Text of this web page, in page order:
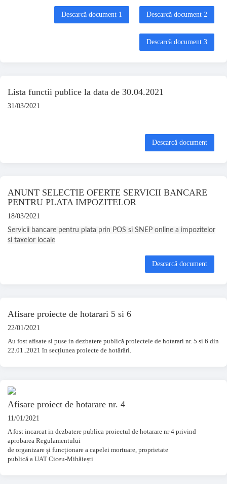
Descarcă document 1 Descarcă document 2
Descarcă document 3
Lista functii publice la data de 30.04.2021
31/03/2021
Descarcă document
ANUNT SELECTIE OFERTE SERVICII BANCARE
PENTRU PLATA IMPOZITELOR
18/03/2021
Servicii bancare pentru plata prin POS si SNEP online a impozitelor
si taxelor locale
Descarcă document
Afisare proiecte de hotarari 5 si 6
22/01/2021
Au fost afisate si puse in dezbatere publică proiectele de hotarari nr. 5 si 6 din
22.01..2021 în secțiunea proiecte de hotărâri.
Afisare proiect de hotarare nr. 4
11/01/2021
A fost incarcat in dezbatere publica proiectul de hotarare nr 4 privind
aprobarea Regulamentului
de organizare și funcționare a capelei mortuare, proprietate
publică a UAT Ciceu-Mihăiești